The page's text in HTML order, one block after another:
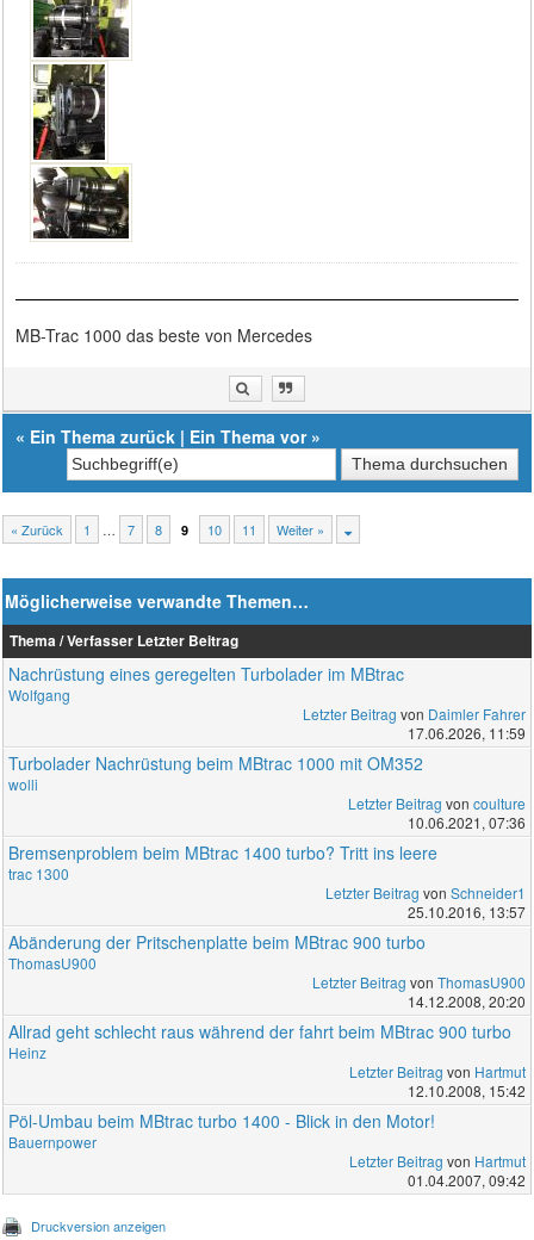
MB-Trac 1000 das beste von Mercedes
« Ein Thema zurück | Ein Thema vor»
« Zurück 1 … 7 8 9 10 11 Weiter »
Möglicherweise verwandte Themen…
Thema / Verfasser Letzter Beitrag
Nachrüstung eines geregelten Turbolader im MBtrac
Wolfgang
Letzter Beitrag von Daimler Fahrer
17.06.2026, 11:59
Turbolader Nachrüstung beim MBtrac 1000 mit OM352
wolli
Letzter Beitrag von coulture
10.06.2021, 07:36
Bremsenproblem beim MBtrac 1400 turbo? Tritt ins leere
trac 1300
Letzter Beitrag von Schneider1
25.10.2016, 13:57
Abänderung der Pritschenplatte beim MBtrac 900 turbo
ThomasU900
Letzter Beitrag von ThomasU900
14.12.2008, 20:20
Allrad geht schlecht raus während der fahrt beim MBtrac 900 turbo
Heinz
Letzter Beitrag von Hartmut
12.10.2008, 15:42
Pöl-Umbau beim MBtrac turbo 1400 - Blick in den Motor!
Bauernpower
Letzter Beitrag von Hartmut
01.04.2007, 09:42
Druckversion anzeigen